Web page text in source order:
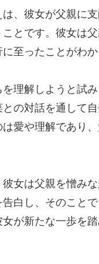
、彼女が父親に
とです。彼女は
至ったことがわか
理解しようと試み
の対話を通して
愛や理解であり
女は父親を憎み
白し、そのこと
が新たな一歩を